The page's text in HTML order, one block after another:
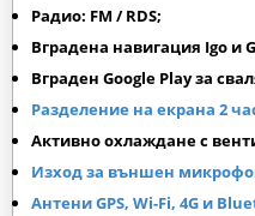
Радио: FM / RDS;
Вградена навигация Igo и
Вграден Google Playза
Разделение на екрана 2
Активно охлаждане с
Изход за външен
Антени GPS, Wi-Fi, 4G и